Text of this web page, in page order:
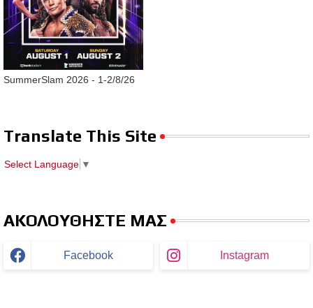
SummerSlam 2026 - 1-2/8/26
Translate This Site
Select Language ▼
ΑΚΟΛΟΥΘΗΣΤΕ ΜΑΣ
Facebook Instagram